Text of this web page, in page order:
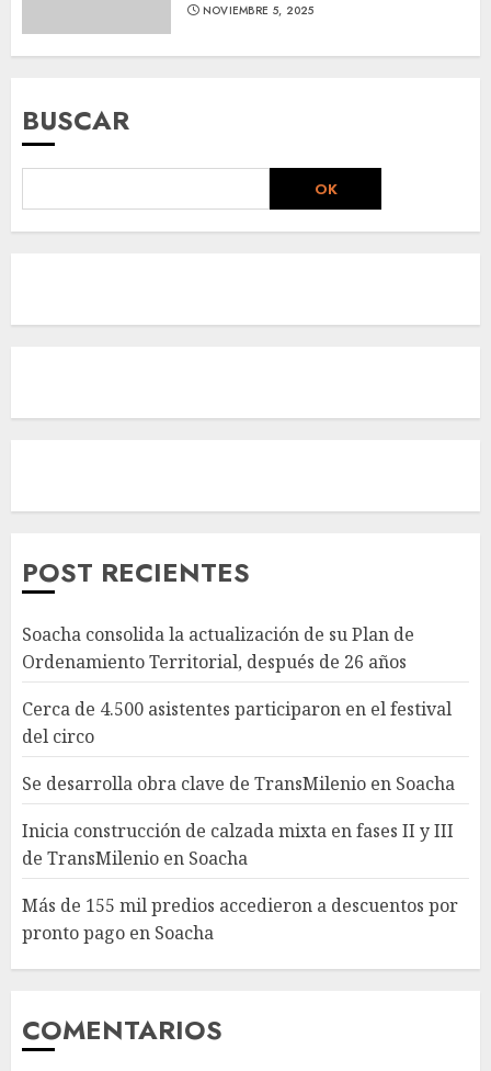
NOVIEMBRE 5, 2025
BUSCAR
OK
POST RECIENTES
Soacha consolida la actualización de su Plan de
Ordenamiento Territorial, después de 26 años
Cerca de 4.500 asistentes participaron en el festival
del circo
Se desarrolla obra clave de TransMilenio en Soacha
Inicia construcción de calzada mixta en fases II y III
de TransMilenio en Soacha
Más de 155 mil predios accedieron a descuentos por
pronto pago en Soacha
COMENTARIOS